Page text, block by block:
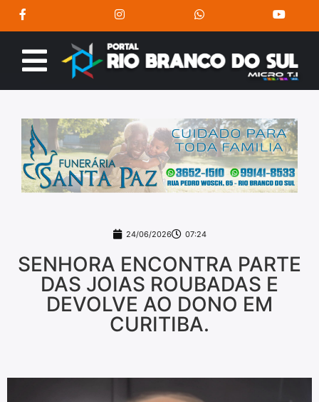
24/06/2026 07:24
SENHORA ENCONTRA PARTE
DAS JOIAS ROUBADAS E
DEVOLVE AO DONO EM
CURITIBA.